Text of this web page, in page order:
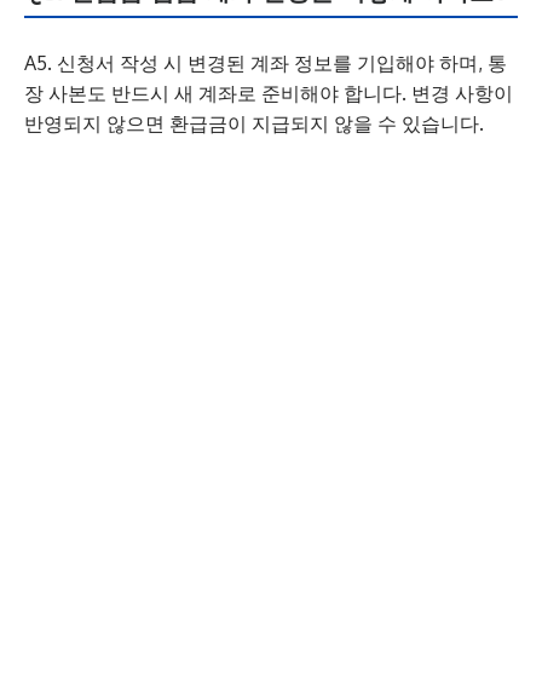
A5. 신청서 작성 시 변경된 계좌 정보를 기입해야 하며, 통
장 사본도 반드시 새 계좌로 준비해야 합니다. 변경 사항이
반영되지 않으면 환급금이 지급되지 않을 수 있습니다.